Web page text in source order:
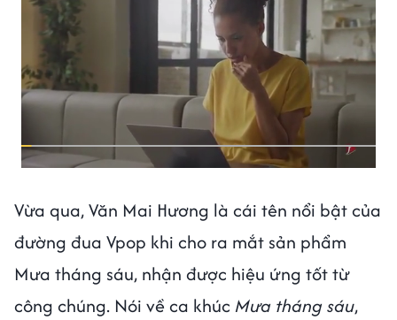
Vừa qua, Văn Mai Hương là cái tên nổi bật của
đường đua Vpop khi cho ra mắt sản phẩm
Mưa tháng sáu, nhận được hiệu ứng tốt từ
công chúng. Nói về ca khúc Mưa tháng sáu,